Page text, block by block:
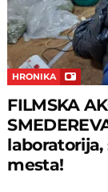
HRONIKA
FILMSKA
mesta!